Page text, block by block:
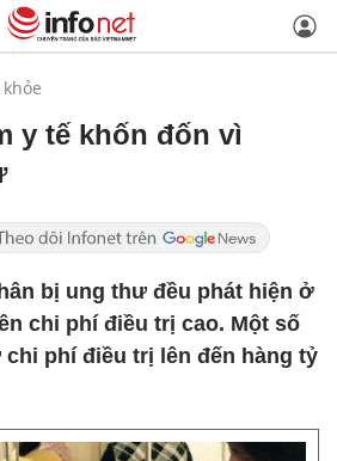
khỏe
y tế khốn đốn vì
bị ung thư đều phát hiện ở
chi phí điều trị cao. Một số
chi phí điều trị lên đến hàng tỷ